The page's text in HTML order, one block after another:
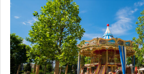
POLITICA DE COOKIES
POLITICA DE CONFIDENȚIALITATE
CONSILIUL JUDEŢEAN TIMIŞ
PREFECTURA TIMIŞ
POLITICA
SPORT
POLI TIMISOARA
FOTBAL JUDETEAN
ALTE SPORTURI
OPINII
DOSARELE DEBANAT
ETICA LUCIDITĂȚII ASISTATE
TIMP LIBER ȘI CULTURĂ
TIMP LIBER
ECONOMIC